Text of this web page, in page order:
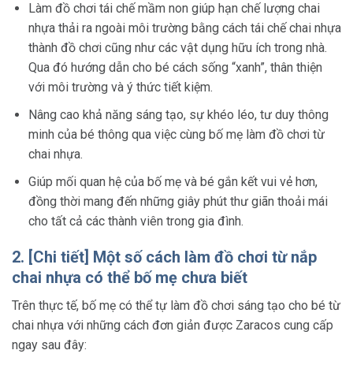
Làm đồ chơi tái chế mầm non giúp hạn chế lượng chai
nhựa thải ra ngoài môi trường bằng cách tái chế chai nhựa
thành đồ chơi cũng như các vật dụng hữu ích trong nhà.
Qua đó hướng dẫn cho bé cách sống “xanh”, thân thiện
với môi trường và ý thức tiết kiệm.
Nâng cao khả năng sáng tạo, sự khéo léo, tư duy thông
minh của bé thông qua việc cùng bố mẹ làm đồ chơi từ
chai nhựa.
Giúp mối quan hệ của bố mẹ và bé gắn kết vui vẻ hơn,
đồng thời mang đến những giây phút thư giãn thoải mái
cho tất cả các thành viên trong gia đình.
2. [Chi tiết] Một số cách làm đồ chơi từ nắp
chai nhựa có thể bố mẹ chưa biết
Trên thực tế, bố mẹ có thể tự làm đồ chơi sáng tạo cho bé từ
chai nhựa với những cách đơn giản được Zaracos cung cấp
ngay sau đây: